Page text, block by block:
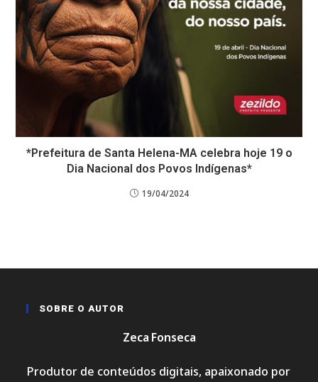
*Prefeitura de Santa Helena-MA celebra hoje 19 o
Dia Nacional dos Povos Indígenas*
19/04/2024
SOBRE O AUTOR
Zeca Fonseca
Produtor de conteúdos digitais, apaixonado por